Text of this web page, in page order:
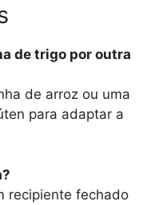
de trigo por outra
de arroz ou uma
para adaptar a
recipiente fechado